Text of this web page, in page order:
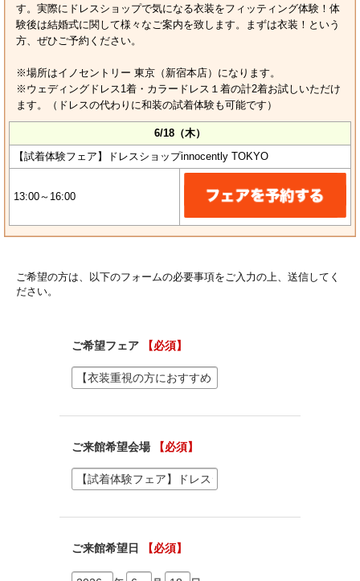
す。実際にドレスショップで気になる衣装をフィッティング体験！体
験後は結婚式に関して様々なご案内を致します。まずは衣装！という
方、ぜひご予約ください。
※場所はイノセントリー 東京（新宿本店）になります。
※ウェディングドレス1着・カラードレス１着の計2着お試しいただけ
ます。（ドレスの代わりに和装の試着体験も可能です）
6/18（木）
【試着体験フェア】ドレスショップinnocently TOKYO
13:00～16:00